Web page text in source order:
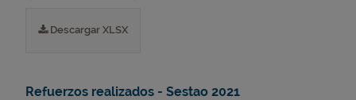
Descargar XLSX
Refuerzos realizados - Sestao 2021